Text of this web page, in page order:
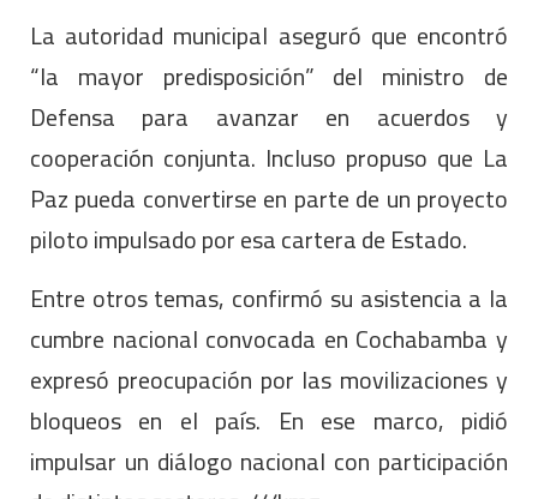
La autoridad municipal aseguró que encontró
“la mayor predisposición” del ministro de
Defensa para avanzar en acuerdos y
cooperación conjunta. Incluso propuso que La
Paz pueda convertirse en parte de un proyecto
piloto impulsado por esa cartera de Estado.
Entre otros temas, confirmó su asistencia a la
cumbre nacional convocada en Cochabamba y
expresó preocupación por las movilizaciones y
bloqueos en el país. En ese marco, pidió
impulsar un diálogo nacional con participación